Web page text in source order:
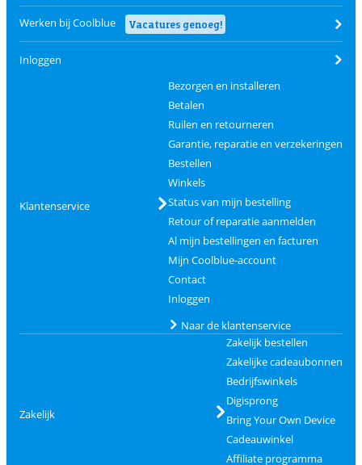
Werken bij Coolblue Vacatures genoeg!
Inloggen
Klantenservice
Bezorgen en installeren
Betalen
Ruilen en retourneren
Garantie, reparatie en verzekeringen
Bestellen
Winkels
Status van mijn bestelling
Retour of reparatie aanmelden
Al mijn bestellingen en facturen
Mijn Coolblue-account
Contact
Inloggen
Naar de klantenservice
Zakelijk
Zakelijk bestellen
Zakelijke cadeaubonnen
Bedrijfswinkels
Digisprong
Bring Your Own Device
Cadeauwinkel
Affiliate programma